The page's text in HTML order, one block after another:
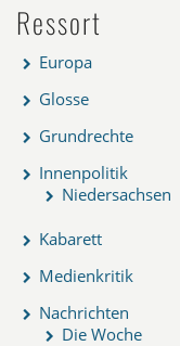
Ressort
Europa
Glosse
Grundrechte
Innenpolitik
Niedersachsen
Kabarett
Medienkritik
Nachrichten
Die Woche